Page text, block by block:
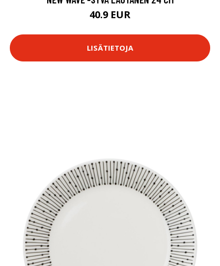
40.9 EUR
LISÄTIETOJA